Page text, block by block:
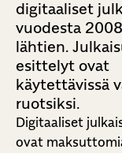
digitaaliset
vuodesta 2008
lähtien.
esittelyt ovat
käytettävissä
ruotsiksi.
Digitaaliset
ovat